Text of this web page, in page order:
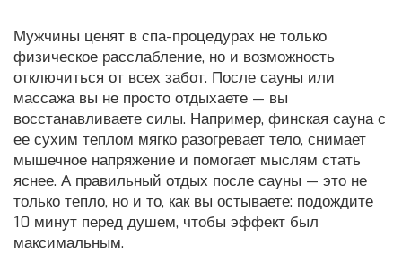
Мужчины ценят в спа-процедурах не только
физическое расслабление, но и возможность
отключиться от всех забот. После сауны или
массажа вы не просто отдыхаете — вы
восстанавливаете силы. Например, финская сауна с
ее сухим теплом мягко разогревает тело, снимает
мышечное напряжение и помогает мыслям стать
яснее. А правильный отдых после сауны — это не
только тепло, но и то, как вы остываете: подождите
10 минут перед душем, чтобы эффект был
максимальным.